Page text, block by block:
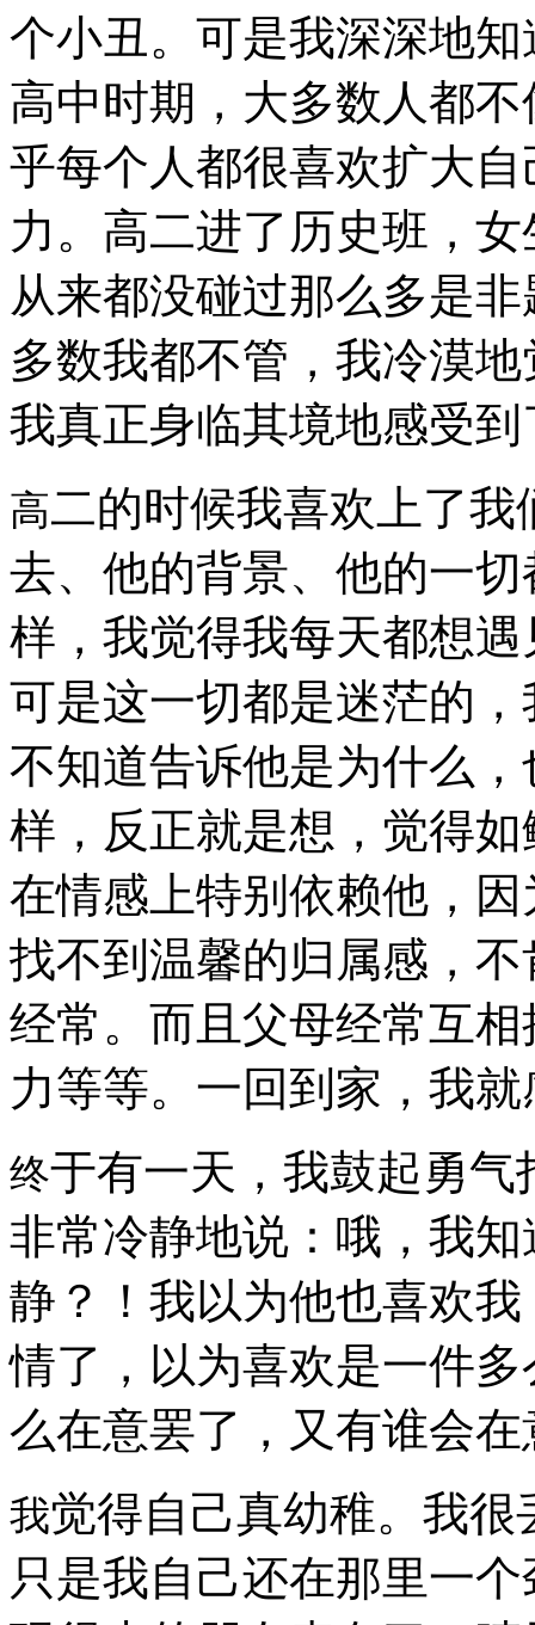
个小丑。可是我深深地
高中时期，大多数人都
乎每个人都很喜欢扩大
力。高二进了历史班，
从来都没碰过那么多是
多数我都不管，我冷漠
我真正身临其境地感受
高二的时候我喜欢上了
去、他的背景、他的一
样，我觉得我每天都想
可是这一切都是迷茫的
不知道告诉他是为什么
样，反正就是想，觉得
在情感上特别依赖他，
找不到温馨的归属感，
经常。而且父母经常互
力等等。一回到家，我
终于有一天，我鼓起勇
非常冷静地说：哦，我
静？！我以为他也喜欢
情了，以为喜欢是一件
么在意罢了，又有谁会在
我觉得自己真幼稚。我
只是我自己还在那里一